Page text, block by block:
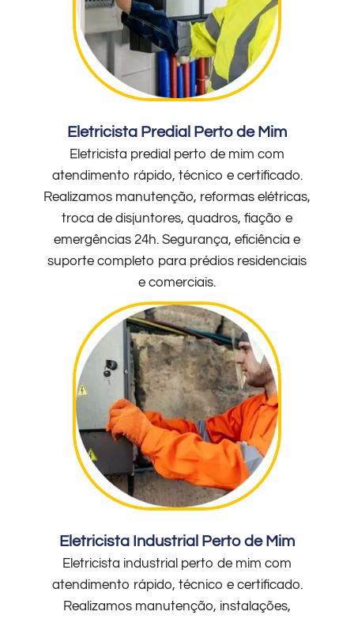
Eletricista Predial Perto de Mim
Eletricista predial perto de mim com
atendimento rápido, técnico e certificado.
Realizamos manutenção, reformas elétricas,
troca de disjuntores, quadros, fiação e
emergências 24h. Segurança, eficiência e
suporte completo para prédios residenciais
e comerciais.
Eletricista Industrial Perto de Mim
Eletricista industrial perto de mim com
atendimento rápido, técnico e certificado.
Realizamos manutenção, instalações,